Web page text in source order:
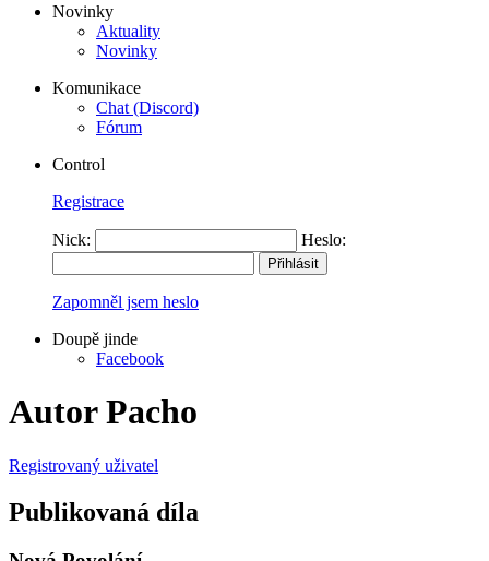
Novinky
Aktuality
Novinky
Komunikace
Chat (Discord)
Fórum
Control
Registrace
Nick: Heslo:
Zapomněl jsem heslo
Doupě jinde
Facebook
Autor Pacho
Registrovaný uživatel
Publikovaná díla